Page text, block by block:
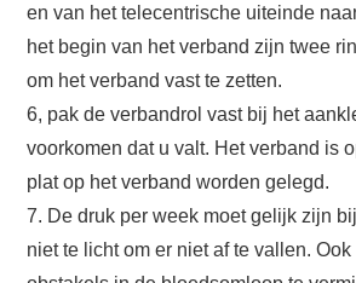
en van het telecentrische uiteinde
het begin van het verband zijn twee
om het verband vast te zetten.
6, pak de verbandrol vast bij het
voorkomen dat u valt. Het verband is
plat op het verband worden gelegd.
7. De druk per week moet gelijk zijn
niet te licht om er niet af te vallen.